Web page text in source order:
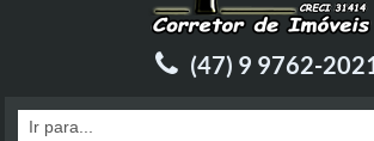
(47) 9 9762-